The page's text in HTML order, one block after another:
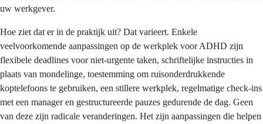
uw werkgever.
Hoe ziet dat er in de praktijk uit? Dat varieert. Enkele
veelvoorkomende aanpassingen op de werkplek voor ADHD zijn
flexibele deadlines voor niet-urgente taken, schriftelijke instructies in
plaats van mondelinge, toestemming om ruisonderdrukkende
koptelefoons te gebruiken, een stillere werkplek, regelmatige check-ins
met een manager en gestructureerde pauzes gedurende de dag. Geen
van deze zijn radicale veranderingen. Het zijn aanpassingen die helpen